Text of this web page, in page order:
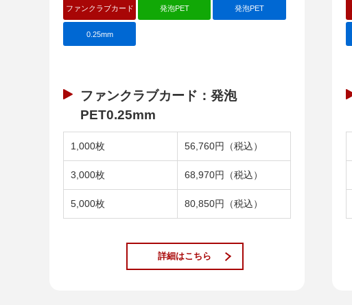
ファンクラブカード 発泡PET 発泡PET
0.25mm
ファンクラブカード：発泡
PET0.25mm
1,000枚 56,760円（税込）
3,000枚 68,970円（税込）
5,000枚 80,850円（税込）
詳細はこちら